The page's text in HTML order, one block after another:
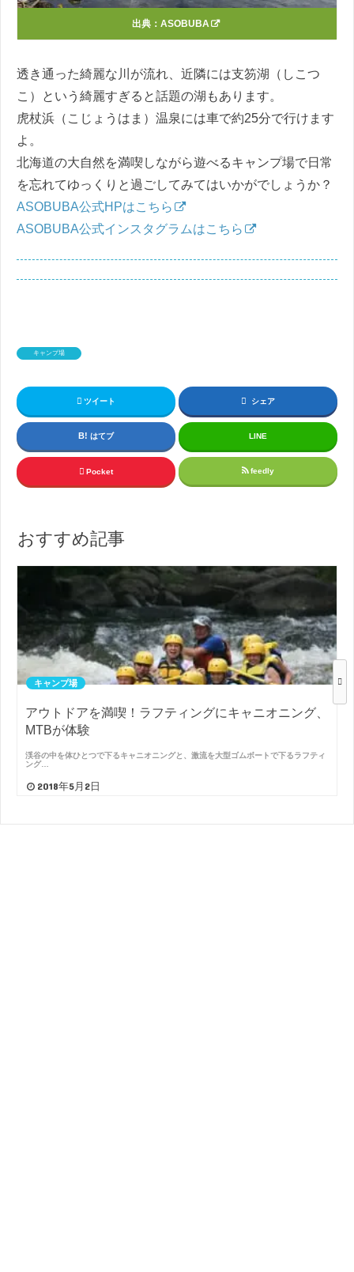
出典： ASOBUBA
透き通った綺麗な川が流れ、近隣には支笏湖（しこつ
こ）という綺麗すぎると話題の湖もあります。
虎杖浜（こじょうはま）温泉には車で約25分で行けます
よ。
北海道の大自然を満喫しながら遊べるキャンプ場で日常
を忘れてゆっくりと過ごしてみてはいかがでしょうか？
ASOBUBA公式HPはこちら
ASOBUBA公式インスタグラムはこちら
キャンプ場
ツイート シェア
はてブ LINE
Pocket feedly
おすすめ記事
キャンプ場
アウトドアを満喫！ラフティングにキャニオニング、
MTBが体験
渓谷の中を体ひとつで下るキャニオニングと、激流を大型ゴムボートで下るラフティ
ング…
2018年5月2日